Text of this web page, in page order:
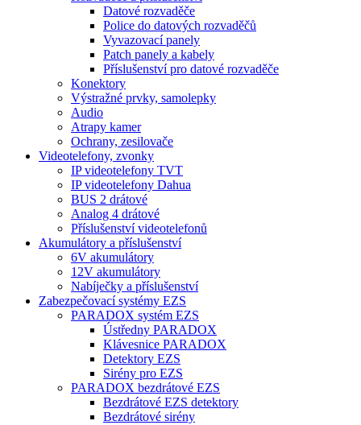
Datové rozvaděče
Police do datových rozvaděčů
Vyvazovací panely
Patch panely a kabely
Příslušenství pro datové rozvaděče
Konektory
Výstražné prvky, samolepky
Audio
Atrapy kamer
Ochrany, zesilovače
Videotelefony, zvonky
IP videotelefony TVT
IP videotelefony Dahua
BUS 2 drátové
Analog 4 drátové
Příslušenství videotelefonů
Akumulátory a příslušenství
6V akumulátory
12V akumulátory
Nabíječky a příslušenství
Zabezpečovací systémy EZS
PARADOX systém EZS
Ústředny PARADOX
Klávesnice PARADOX
Detektory EZS
Sirény pro EZS
PARADOX bezdrátové EZS
Bezdrátové EZS detektory
Bezdrátové sirény